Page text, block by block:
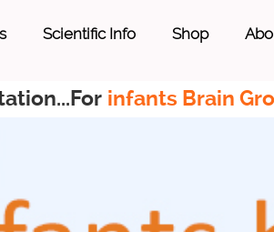
Scientific Info Shop
infants Brain